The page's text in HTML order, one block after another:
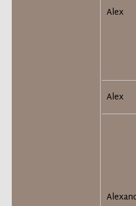
Alex
Alex